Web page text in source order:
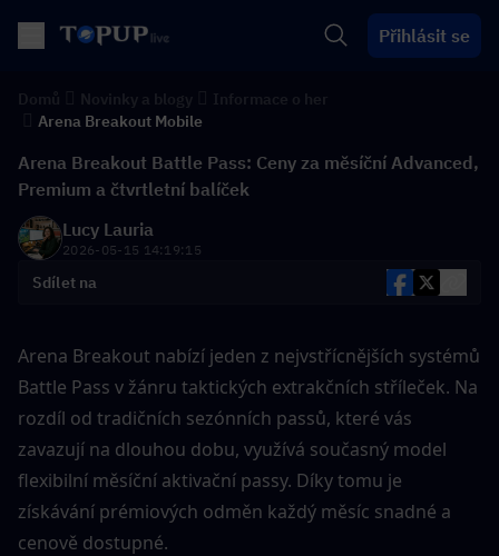
Přihlásit se
Arena Breakout Mobile
Arena Breakout Battle Pass: Ceny za měsíční Advanced,
Premium a čtvrtletní balíček
Lucy Lauria
2026-05-15 14:19:15
Sdílet na
Arena Breakout nabízí jeden z nejvstřícnějších systémů
Battle Pass v žánru taktických extrakčních stříleček. Na
rozdíl od tradičních sezónních passů, které vás
zavazují na dlouhou dobu, využívá současný model
flexibilní měsíční aktivační passy. Díky tomu je
získávání prémiových odměn každý měsíc snadné a
cenově dostupné.